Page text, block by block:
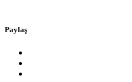
Paylaş